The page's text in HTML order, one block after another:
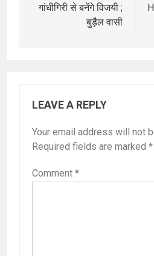
गांधीगिरी से बनेंगे विजयी ;
बुड़ैल वासी
LEAVE A REPLY
Your email address will not
Required fields are marked *
Comment *